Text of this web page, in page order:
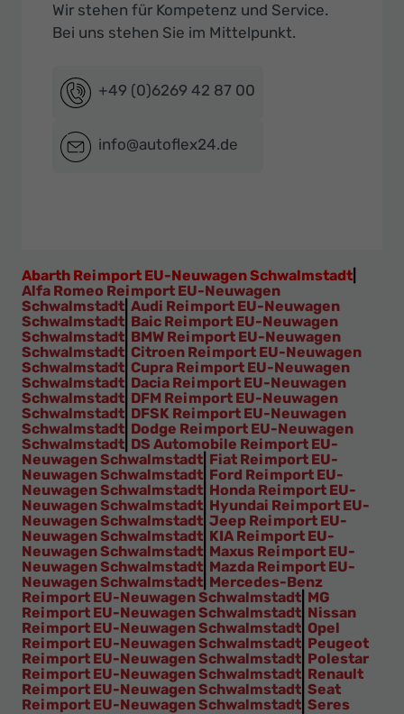
Wir stehen für Kompetenz und Service.
Bei uns stehen Sie im Mittelpunkt.
+49 (0)6269 42 87 00
info@autoflex24.de
Abarth Reimport EU-Neuwagen Schwalmstadt
Alfa Romeo Reimport EU-Neuwagen
Schwalmstadt Audi Reimport EU-Neuwagen
Schwalmstadt Baic Reimport EU-Neuwagen
Schwalmstadt BMW Reimport EU-Neuwagen
Schwalmstadt Citroen Reimport EU-Neuwagen
Schwalmstadt Cupra Reimport EU-Neuwagen
Schwalmstadt Dacia Reimport EU-Neuwagen
Schwalmstadt DFM Reimport EU-Neuwagen
Schwalmstadt DFSK Reimport EU-Neuwagen
Schwalmstadt Dodge Reimport EU-Neuwagen
Schwalmstadt DS Automobile Reimport EU-
Neuwagen Schwalmstadt Fiat Reimport EU-
Neuwagen Schwalmstadt Ford Reimport EU-
Neuwagen Schwalmstadt Honda Reimport EU-
Neuwagen Schwalmstadt Hyundai Reimport EU-
Neuwagen Schwalmstadt Jeep Reimport EU-
Neuwagen Schwalmstadt KIA Reimport EU-
Neuwagen Schwalmstadt Maxus Reimport EU-
Neuwagen Schwalmstadt Mazda Reimport EU-
Neuwagen Schwalmstadt Mercedes-Benz
Reimport EU-Neuwagen Schwalmstadt MG
Reimport EU-Neuwagen Schwalmstadt Nissan
Reimport EU-Neuwagen Schwalmstadt Opel
Reimport EU-Neuwagen Schwalmstadt Peugeot
Reimport EU-Neuwagen Schwalmstadt Polestar
Reimport EU-Neuwagen Schwalmstadt Renault
Reimport EU-Neuwagen Schwalmstadt Seat
Reimport EU-Neuwagen Schwalmstadt Seres